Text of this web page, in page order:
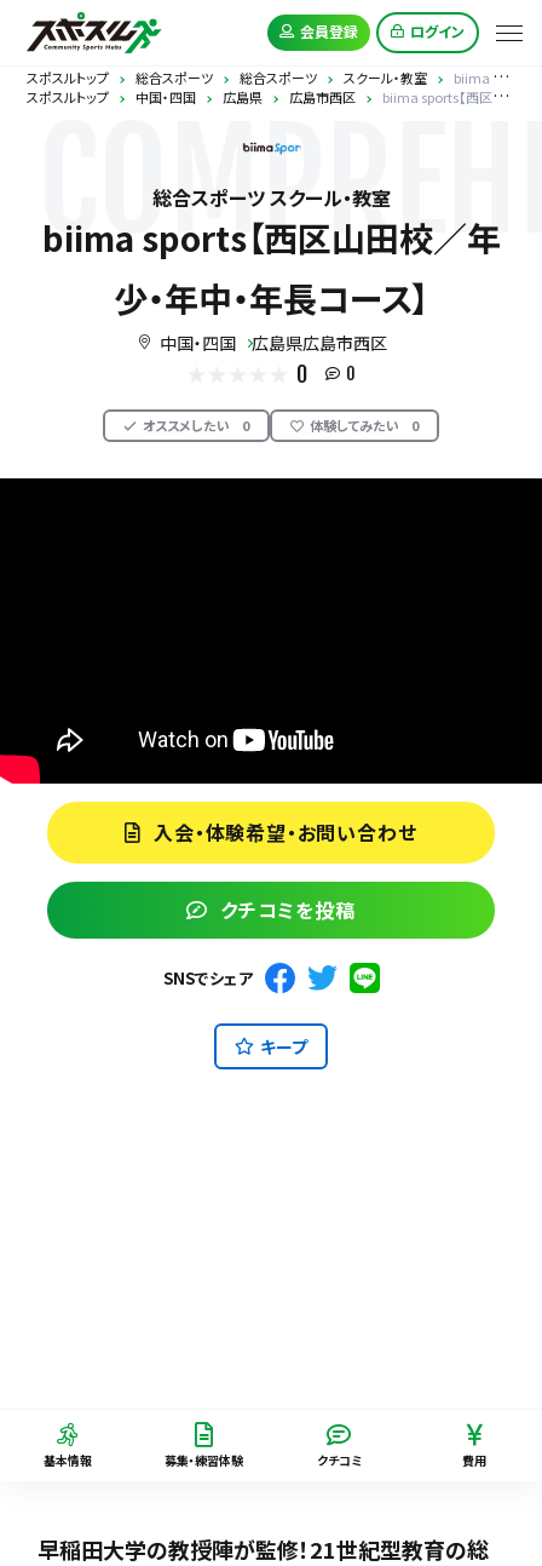
会員登録 ログイン
スポスルトップ 総合スポーツ 総合スポーツ スクール・教室
biima sports【西区山田校／年少・年中・年長コース】
スポスルトップ
中国・四国 広島県 広島市西区 biima sports【西区山田校／年少・年中・年長コース】
総合スポーツ スクール・教室
biima sports【西区山田校／年
少・年中・年長コース】
中国・四国 広島県広島市西区
0 0
オススメしたい 0 体験してみたい 0
入会・体験希望・お問い合わせ
クチコミを投稿
SNSでシェア
キープ
基本情報 募集・練習体験 クチコミ 費用
早稲田大学の教授陣が監修！21世紀型教育の総